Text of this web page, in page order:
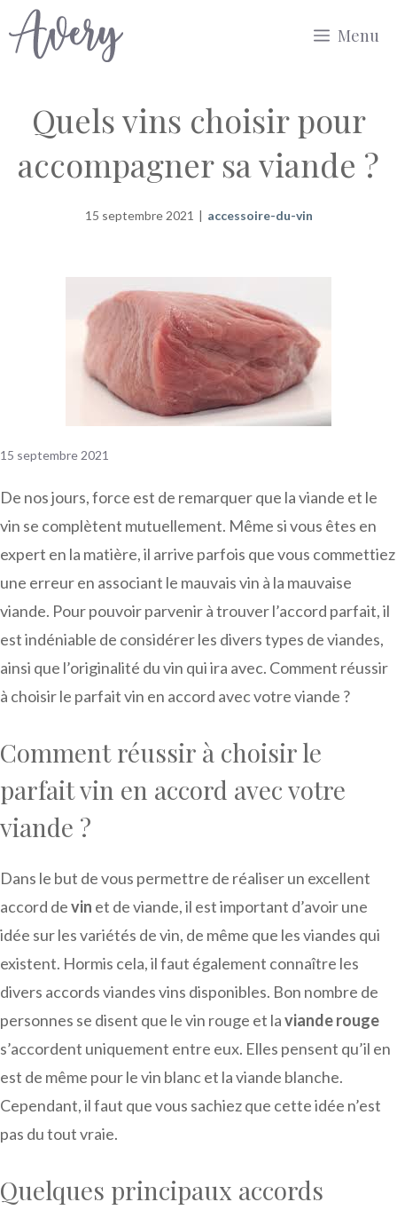
Aller
au
Menu
Quels vins choisir pour
accompagner sa viande ?
15 septembre 2021 | accessoire-du-vin
15 septembre 2021
De nos jours, force est de remarquer que la viande et le
vin se complètent mutuellement. Même si vous êtes en
expert en la matière, il arrive parfois que vous commettiez
une erreur en associant le mauvais vin à la mauvaise
viande. Pour pouvoir parvenir à trouver l’accord parfait, il
est indéniable de considérer les divers types de viandes,
ainsi que l’originalité du vin qui ira avec. Comment réussir
à choisir le parfait vin en accord avec votre viande ?
Comment réussir à choisir le
parfait vin en accord avec votre
viande ?
Dans le but de vous permettre de réaliser un excellent
accord devin et de viande, il est important d’avoir une
idée sur les variétés de vin, de même que les viandes qui
existent. Hormis cela, il faut également connaître les
divers accords viandes vins disponibles. Bon nombre de
personnes se disent que le vin rouge et laviande rouge
s’accordent uniquement entre eux. Elles pensent qu’il en
est de même pour le vin blanc et la viande blanche.
Cependant, il faut que vous sachiez que cette idée n’est
pas du tout vraie.
Quelques principaux accords